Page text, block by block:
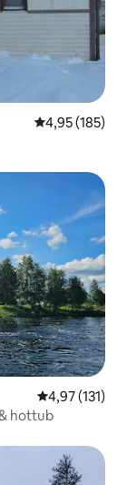
Gemiddelde
4,95 (185)
Gemiddelde
4,97 (131)
hottub